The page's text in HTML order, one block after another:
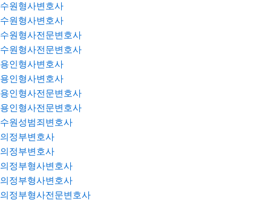
수원형사변호사
수원형사변호사
수원형사전문변호사
수원형사전문변호사
용인형사변호사
용인형사변호사
용인형사전문변호사
용인형사전문변호사
수원성범죄변호사
의정부변호사
의정부변호사
의정부형사변호사
의정부형사변호사
의정부형사전문변호사